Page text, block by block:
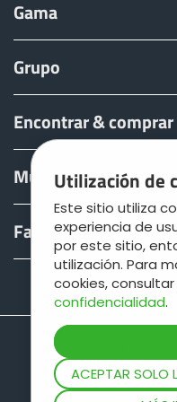
Utilización de
Este sitio utiliza
experiencia de
por este sitio,
utilización. Para
cookies,
confidencialidad.
ACEPTAR SOLO
Gama
Grupo
Encontrar & comprar
Mundo JOSKIN
Fan shop